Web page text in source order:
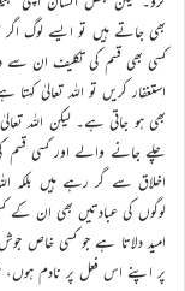
بھی جاتے ہیں تو ایسے لوگ
کسی بھی قسم کی تکلیف ان سے
استغفار کریں تو اللہ تعالیٰ
بھی ہو جاتی ہے۔ لیکن اللہ
چلے جانے والے اور کسی قسم
اخلاق سے گر رہے ہیں بلکہ
لوگوں کی عبادتیں بھی ان کے
امید دلاتا ہے جو کسی خاص
پر اپنے اس فعل پر نادم